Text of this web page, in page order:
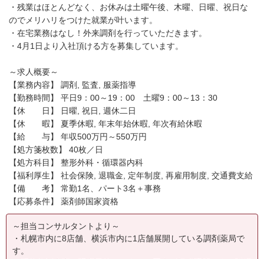
・残業はほとんどなく、お休みは土曜午後、木曜、日曜、祝日な
のでメリハリをつけた就業が叶います。
・在宅業務はなし！外来調剤を行っていただきます。
・4月1日より入社頂ける方を募集しています。
～求人概要～
【業務内容】 調剤, 監査, 服薬指導
【勤務時間】 平日9：00～19：00 土曜9：00～13：30
【休 日】 日曜, 祝日, 週休二日
【休 暇】 夏季休暇, 年末年始休暇, 年次有給休暇
【給 与】 年収500万円～550万円
【処方箋枚数】 40枚／日
【処方科目】 整形外科・循環器内科
【福利厚生】 社会保険, 退職金, 定年制度, 再雇用制度, 交通費支給
【備 考】 常勤1名、パート3名＋事務
【応募条件】 薬剤師国家資格
～担当コンサルタントより～
・札幌市内に8店舗、横浜市内に1店舗展開している調剤薬局で
す。